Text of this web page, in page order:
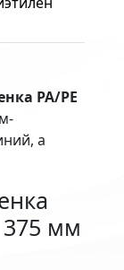
PA/PE
а
мм